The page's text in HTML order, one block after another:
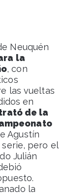
Neuquén
la
, con
las vueltas
en
de la
Agustín
pero el
Julián
la